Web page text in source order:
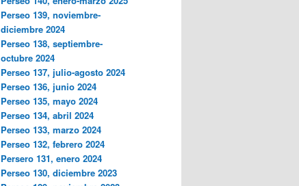
Perseo 139, noviembre-
diciembre 2024
Perseo 138, septiembre-
octubre 2024
Perseo 137, julio-agosto 2024
Perseo 136, junio 2024
Perseo 135, mayo 2024
Perseo 134, abril 2024
Perseo 133, marzo 2024
Perseo 132, febrero 2024
Persero 131, enero 2024
Perseo 130, diciembre 2023